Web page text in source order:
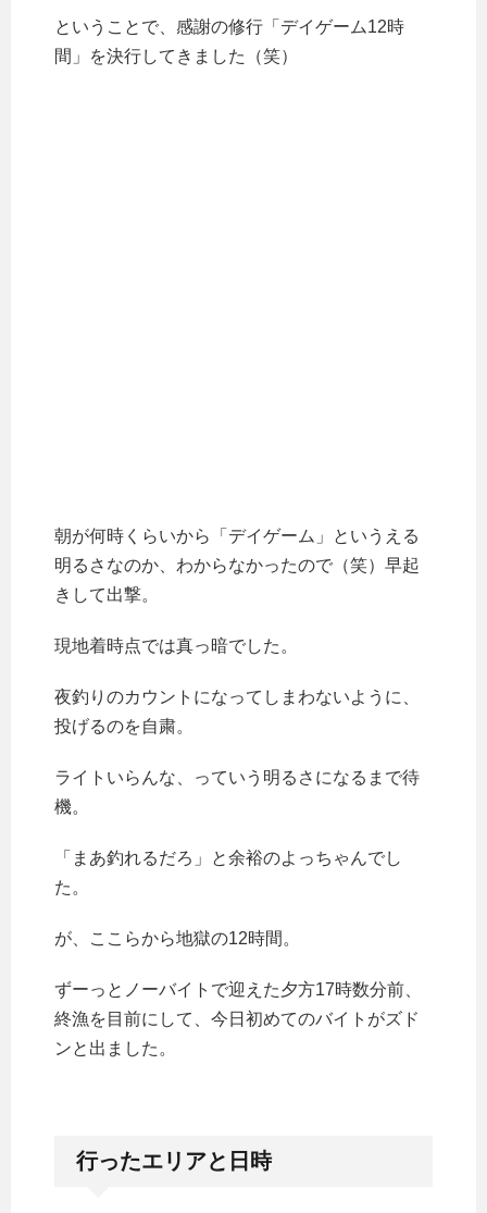
ということで、感謝の修行「デイゲーム12時
間」を決行してきました（笑）
朝が何時くらいから「デイゲーム」というえる
明るさなのか、わからなかったので（笑）早起
きして出撃。
現地着時点では真っ暗でした。
夜釣りのカウントになってしまわないように、
投げるのを自粛。
ライトいらんな、っていう明るさになるまで待
機。
「まあ釣れるだろ」と余裕のよっちゃんでし
た。
が、ここらから地獄の12時間。
ずーっとノーバイトで迎えた夕方17時数分前、
終漁を目前にして、今日初めてのバイトがズド
ンと出ました。
行ったエリアと日時